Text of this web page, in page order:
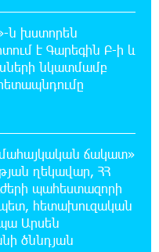
փոփոխություն
Բ Ամենայն Հայոց
նիստը
տակ մնացած
մասին
շարժումը
ն խստորեն
է Գարեգին Բ-ի և
նկատմամբ
ճակատ»
ղեկավար, ՀՀ
պահեստազորի
հետախուզական
Արսեն
ծննդյան